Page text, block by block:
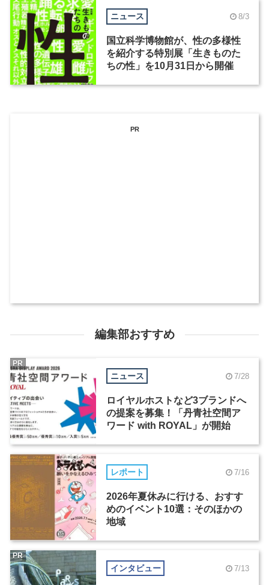
ニュース 8/3
国立科学博物館が、性の多様性
を紹介する特別展「生きものた
ちの性」を10月31日から開催
PR
編集部おすすめ
ニュース 7/28
ロイヤルホストなど3ブランドへ
の提案を募集！「丹青社空間ア
ワード with ROYAL」が開始
PR
レポート 7/16
2026年夏休みに行ける、おすす
めのイベント10選：そのほかの
地域
インタビュー 7/13
PR